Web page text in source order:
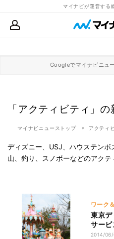
マイナビが運営する
Googleでマイナビニュ
「アクティビティ」
マイナビニューストップ アクティ
ディズニー、USJ、ハウステン
山、釣り、スノボーなどのアク
ワーク
東京
サー
編
2014/